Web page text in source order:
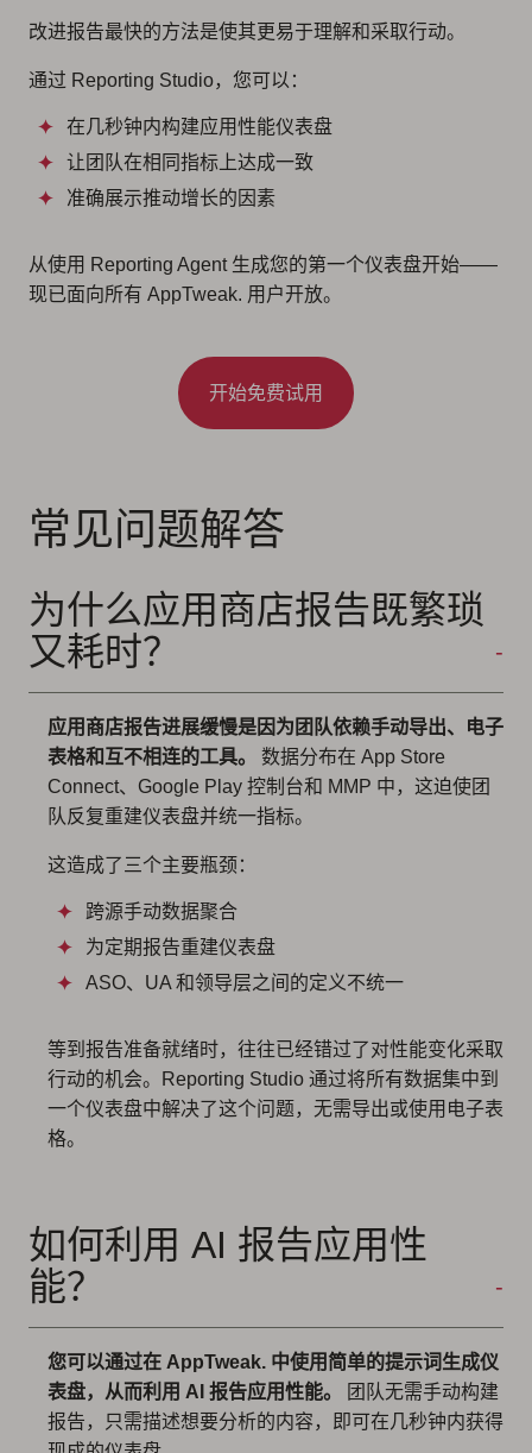
改进报告最快的方法是使其更易于理解和采取行动。
通过 Reporting Studio，您可以：
在几秒钟内构建应用性能仪表盘
让团队在相同指标上达成一致
准确展示推动增长的因素
从使用 Reporting Agent 生成您的第一个仪表盘开始——
现已面向所有 AppTweak. 用户开放。
开始免费试用
常见问题解答
为什么应用商店报告既繁琐
又耗时？
应用商店报告进展缓慢是因为团队依赖手动导出、电子
表格和互不相连的工具。
数据分布在 App Store
Connect、Google Play 控制台和 MMP 中，这迫使团
队反复重建仪表盘并统一指标。
这造成了三个主要瓶颈：
跨源手动数据聚合
为定期报告重建仪表盘
ASO、UA 和领导层之间的定义不统一
等到报告准备就绪时，往往已经错过了对性能变化采取
行动的机会。Reporting Studio 通过将所有数据集中到
一个仪表盘中解决了这个问题，无需导出或使用电子表
格。
如何利用 AI 报告应用性
能？
您可以通过在 AppTweak. 中使用简单的提示词生成仪
表盘，从而利用 AI 报告应用性能。
团队无需手动构建
报告，只需描述想要分析的内容，即可在几秒钟内获得